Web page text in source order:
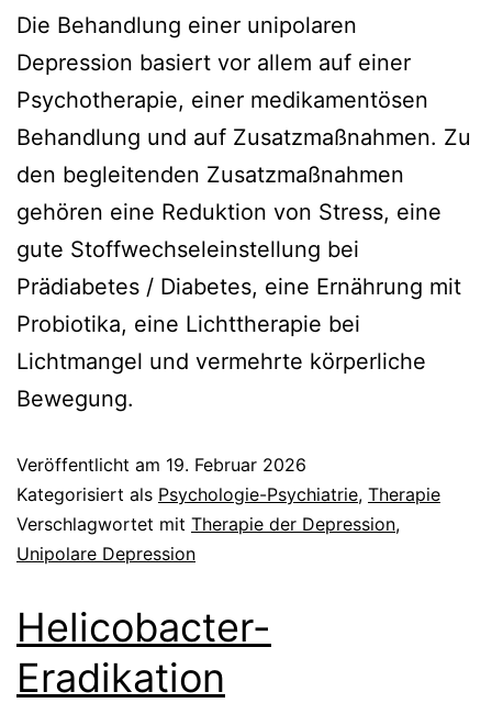
Die Behandlung einer unipolaren
Depression basiert vor allem auf einer
Psychotherapie, einer medikamentösen
Behandlung und auf Zusatzmaßnahmen. Zu
den begleitenden Zusatzmaßnahmen
gehören eine Reduktion von Stress, eine
gute Stoffwechseleinstellung bei
Prädiabetes / Diabetes, eine Ernährung mit
Probiotika, eine Lichttherapie bei
Lichtmangel und vermehrte körperliche
Bewegung.
Veröffentlicht am 19. Februar 2026
Kategorisiert als Psychologie-Psychiatrie, Therapie
Verschlagwortet mit Therapie der Depression,
Unipolare Depression
Helicobacter-
Eradikation